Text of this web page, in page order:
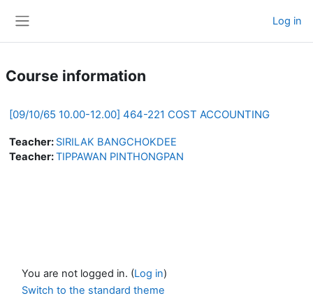
Log in
Course information
[09/10/65 10.00-12.00] 464-221 COST ACCOUNTING
Teacher: SIRILAK BANGCHOKDEE
Teacher:TIPPAWAN PINTHONGPAN
You are not logged in. (Log in)
Switch to the standard theme